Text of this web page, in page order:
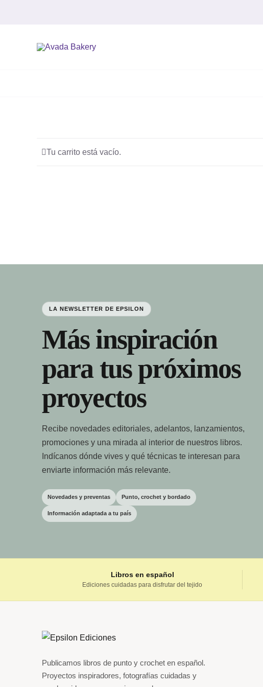
Tu carrito está vacío.
LA NEWSLETTER DE EPSILON
Más inspiración
para tus próximos
proyectos
Recibe novedades editoriales, adelantos, lanzamientos,
promociones y una mirada al interior de nuestros libros.
Indícanos dónde vives y qué técnicas te interesan para
enviarte información más relevante.
Novedades y preventas Punto, crochet y bordado
Información adaptada a tu país
Libros en español
Ediciones cuidadas para disfrutar del tejido
Publicamos libros de punto y crochet en español.
Proyectos inspiradores, fotografías cuidadas y